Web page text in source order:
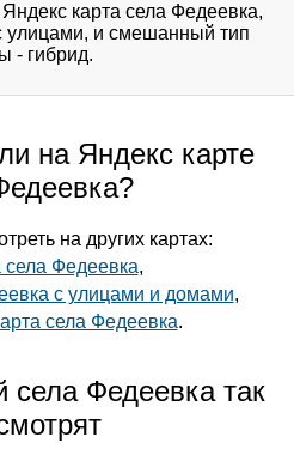
карта села Федеевка,
улицами, и смешанный тип
- гибрид.
на Яндекс карте
на других картах:
села Федеевка,
с улицами и домами,
села Федеевка.
села Федеевка так